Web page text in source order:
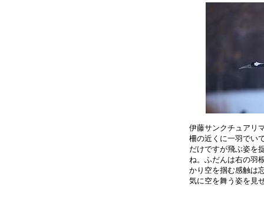
伊藤サンクチュアリ
柵の近くに一羽でい
だけですが飛ぶ姿を
ね。ふだんは右の羽
かり空を掴む感触は